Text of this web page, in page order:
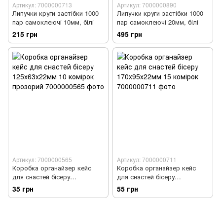
Артикул: 7000000713
Липучки круги застібки 1000
пар самоклеючі 10мм, білі
215 грн
Артикул: 7000000890
Липучки круги застібки 1000
пар самоклеючі 20мм, білі
495 грн
Артикул: 7000000565
Коробка органайзер кейс
для снастей бісеру
125x63x22мм 10 комірок
прозорий
35 грн
Артикул: 7000000711
Коробка органайзер кейс
для снастей бісеру
170x95x22мм 15 комірок
55 грн